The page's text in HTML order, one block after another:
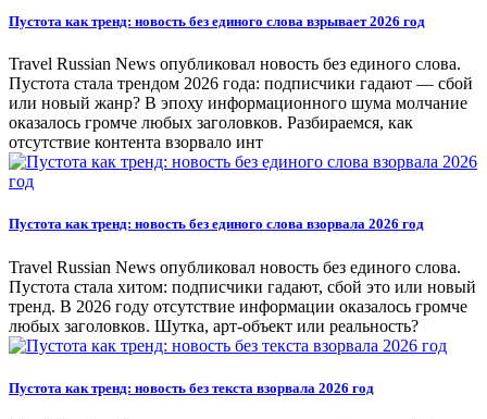
Пустота как тренд: новость без единого слова взрывает 2026 год
Travel Russian News опубликовал новость без единого слова.
Пустота стала трендом 2026 года: подписчики гадают — сбой
или новый жанр? В эпоху информационного шума молчание
оказалось громче любых заголовков. Разбираемся, как
отсутствие контента взорвало инт
Пустота как тренд: новость без единого слова взорвала 2026 год
Travel Russian News опубликовал новость без единого слова.
Пустота стала хитом: подписчики гадают, сбой это или новый
тренд. В 2026 году отсутствие информации оказалось громче
любых заголовков. Шутка, арт-объект или реальность?
Пустота как тренд: новость без текста взорвала 2026 год